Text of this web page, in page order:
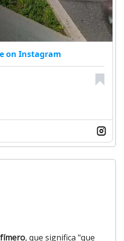
on Instagram
, que significa "que